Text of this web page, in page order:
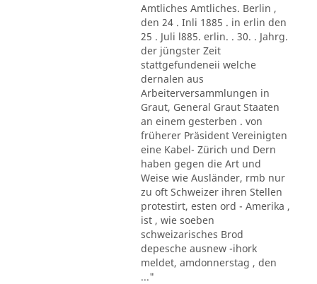
Amtliches Amtliches. Berlin ,
den 24 . Inli 1885 . in erlin den
25 . Juli l885. erlin. . 30. . Jahrg.
der jüngster Zeit
stattgefundeneii welche
dernalen aus
Arbeiterversammlungen in
Graut, General Graut Staaten
an einem gesterben . von
früherer Präsident Vereinigten
eine Kabel- Zürich und Dern
haben gegen die Art und
Weise wie Ausländer, rmb nur
zu oft Schweizer ihren Stellen
protestirt, esten ord - Amerika ,
ist , wie soeben
schweizarisches Brod
depesche ausnew -ihork
meldet, amdonnerstag , den
..."